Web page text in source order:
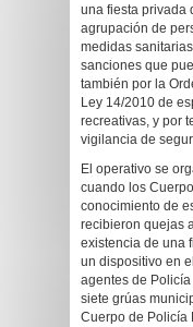
una fiesta privada
agrupación de
medidas
sanciones que
también por la
Ley 14/2010 de
recreativas, y por
vigilancia de
El operativo se
cuando los
conocimiento de
recibieron quejas
existencia de una
un dispositivo en
agentes de
siete grúas
Cuerpo de Policía